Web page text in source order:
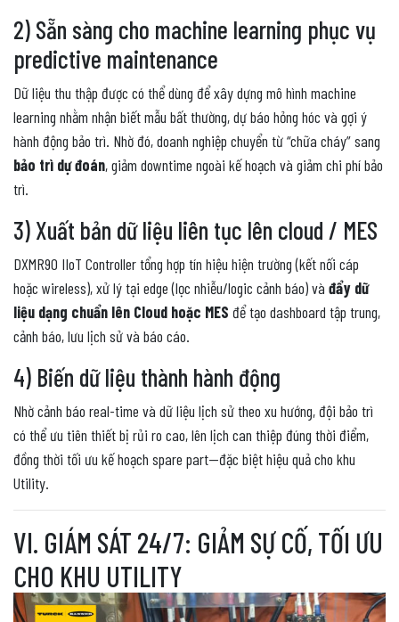
2) Sẵn sàng cho machine learning phục vụ
predictive maintenance
Dữ liệu thu thập được có thể dùng để xây dựng mô hình machine
learning nhằm nhận biết mẫu bất thường, dự báo hỏng hóc và gợi ý
hành động bảo trì. Nhờ đó, doanh nghiệp chuyển từ “chữa cháy” sang
bảo trì dự đoán, giảm downtime ngoài kế hoạch và giảm chi phí bảo
trì.
3) Xuất bản dữ liệu liên tục lên cloud / MES
DXMR90 IIoT Controller tổng hợp tín hiệu hiện trường (kết nối cáp
hoặc wireless), xử lý tại edge (lọc nhiễu/logic cảnh báo) và đẩy dữ
liệu dạng chuẩn lên Cloud hoặc MES để tạo dashboard tập trung,
cảnh báo, lưu lịch sử và báo cáo.
4) Biến dữ liệu thành hành động
Nhờ cảnh báo real-time và dữ liệu lịch sử theo xu hướng, đội bảo trì
có thể ưu tiên thiết bị rủi ro cao, lên lịch can thiệp đúng thời điểm,
đồng thời tối ưu kế hoạch spare part—đặc biệt hiệu quả cho khu
Utility.
VI. GIÁM SÁT 24/7: GIẢM SỰ CỐ, TỐI ƯU
CHO KHU UTILITY